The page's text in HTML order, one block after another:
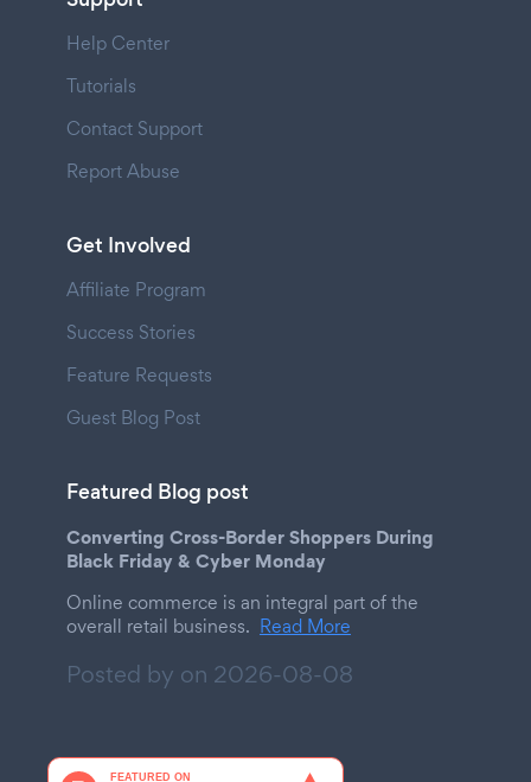
Help Center
Tutorials
Contact Support
Report Abuse
Get Involved
Affiliate Program
Success Stories
Feature Requests
Guest Blog Post
Featured Blog post
Converting Cross-Border Shoppers During
Black Friday & Cyber Monday
Online commerce is an integral part of the
overall retail business. Read More
Posted by on 2026-08-08